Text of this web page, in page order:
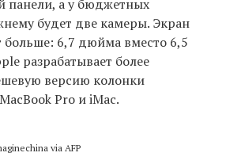
панели, а у бюджетных
будет две камеры. Экран
больше: 6,7 дюйма вместо 6,5
разрабатывает более
версию колонки
Pro и iMac.
via AFP